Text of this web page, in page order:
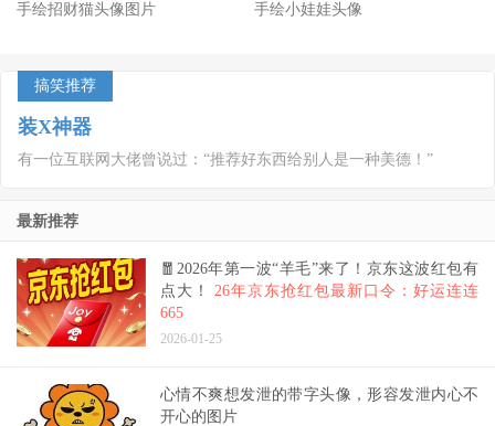
手绘招财猫头像图片 手绘小娃娃头像
搞笑推荐
装X神器
有一位互联网大佬曾说过：“推荐好东西给别人是一种美德！”
最新推荐
🧧2026年第一波“羊毛”来了！京东这波红包有
点大！ 26年京东抢红包最新口令：好运连连
665
2026-01-25
心情不爽想发泄的带字头像，形容发泄内心不
开心的图片